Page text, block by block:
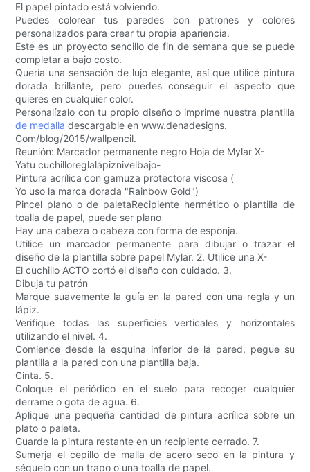
El papel pintado está volviendo.
Puedes colorear tus paredes con patrones y colores
personalizados para crear tu propia apariencia.
Este es un proyecto sencillo de fin de semana que se puede
completar a bajo costo.
Quería una sensación de lujo elegante, así que utilicé pintura
dorada brillante, pero puedes conseguir el aspecto que
quieres en cualquier color.
Personalízalo con tu propio diseño o imprime nuestra plantilla
de medalla descargable en www.denadesigns.
Com/blog/2015/wallpencil.
Reunión: Marcador permanente negro Hoja de Mylar X-
Yatu cuchilloreglalápiznivelbajo-
Pintura acrílica con gamuza protectora viscosa (
Yo uso la marca dorada "Rainbow Gold")
Pincel plano o de paletaRecipiente hermético o plantilla de
toalla de papel, puede ser plano
Hay una cabeza o cabeza con forma de esponja.
Utilice un marcador permanente para dibujar o trazar el
diseño de la plantilla sobre papel Mylar. 2. Utilice una X-
El cuchillo ACTO cortó el diseño con cuidado. 3.
Dibuja tu patrón
Marque suavemente la guía en la pared con una regla y un
lápiz.
Verifique todas las superficies verticales y horizontales
utilizando el nivel. 4.
Comience desde la esquina inferior de la pared, pegue su
plantilla a la pared con una plantilla baja.
Cinta. 5.
Coloque el periódico en el suelo para recoger cualquier
derrame o gota de agua. 6.
Aplique una pequeña cantidad de pintura acrílica sobre un
plato o paleta.
Guarde la pintura restante en un recipiente cerrado. 7.
Sumerja el cepillo de malla de acero seco en la pintura y
séquelo con un trapo o una toalla de papel.